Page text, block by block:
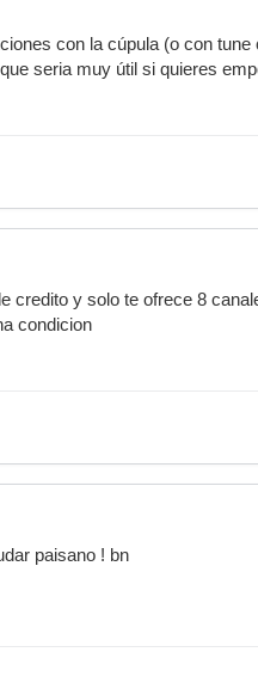
con la cúpula (o con
seria muy útil si quieres
credito y solo te ofrece 8
condicion
paisano ! bn